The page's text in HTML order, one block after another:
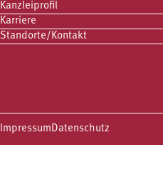
Kanzleiprofil
Karriere
Standorte/Kontakt
ImpressumDatenschutz